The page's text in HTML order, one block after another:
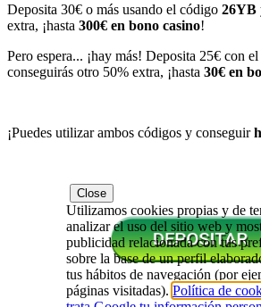
Deposita 30€ o más usando el código 26YB
extra, ¡hasta 300€ en bono casino!
Pero espera... ¡hay más! Deposita 25€ con
conseguirás otro 50% extra, ¡hasta 30€ en
¡Puedes utilizar ambos códigos y conseguir
Close
Utilizamos cookies propias y de
analizar el uso del sitio web y
publicidad relacionada con tus
sobre la base de un perfil
tus hábitos de navegación (por
páginas visitadas). Política de